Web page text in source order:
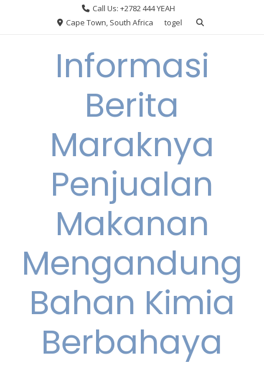
Call Us: +2782 444 YEAH
Cape Town, South Africa
togel
Informasi
Berita
Maraknya
Penjualan
Makanan
Mengandung
Bahan Kimia
Berbahaya